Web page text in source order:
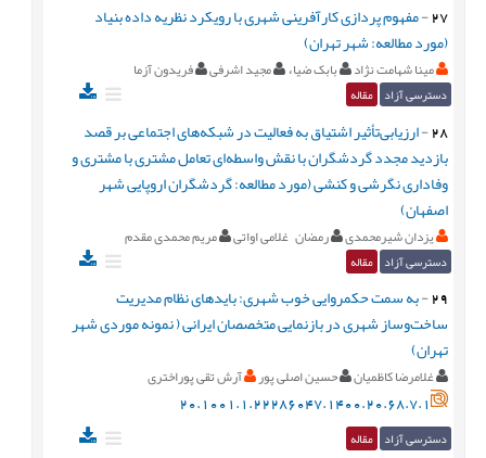
27
-مفهوم پردازی کارآفرینی شهری با رویکرد نظریه داده بنیاد
(مورد مطالعه: شهر تهران)
مینا شهامت نژاد بابک ضیاء مجید اشرفی فریدون آزما
دسترسی آزاد مقاله
28
-ارزیابی‌تأثیر اشتیاق به فعالیت در شبکه‌های اجتماعی بر قصد
بازدید مجدد گردشگران با نقش واسطه‌ای تعامل مشتری با مشتری و
وفاداری نگرشی و کنشی (مورد مطالعه: گردشگران اروپایی شهر
اصفهان)
یزدان شیرمحمدی رمضان غلامی اواتی مریم محمدی مقدم
دسترسی آزاد مقاله
29
-به سمت حکمروایی خوب شهری: بایدهای نظام مدیریت
ساخت‌وساز شهری در بازنمایی متخصصان ایرانی ( نمونه موردی شهر
تهران)
غلامرضا کاظمیان حسین اصلی پور آرش تقی پوراختری
20.1001.1.22286047.1400.20.68.7.1
دسترسی آزاد مقاله